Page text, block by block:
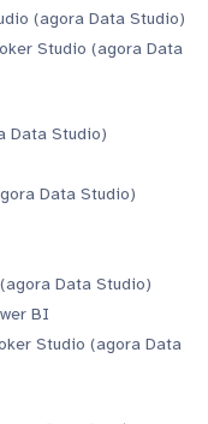
(agora Data Studio)
Studio (agora Data
Data Studio)
Data Studio)
Data Studio)
BI
Studio (agora Data